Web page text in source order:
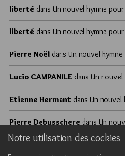
liberté dans Un nouvel hymne pour
liberté dans Un nouvel hymne pour
Pierre Noël dans Un nouvel hymne
Lucio CAMPANILE dans Un nouvel
Etienne Hermant dans Un nouvel
Pierre Debusschere dans Un
Notre utilisation des cookies